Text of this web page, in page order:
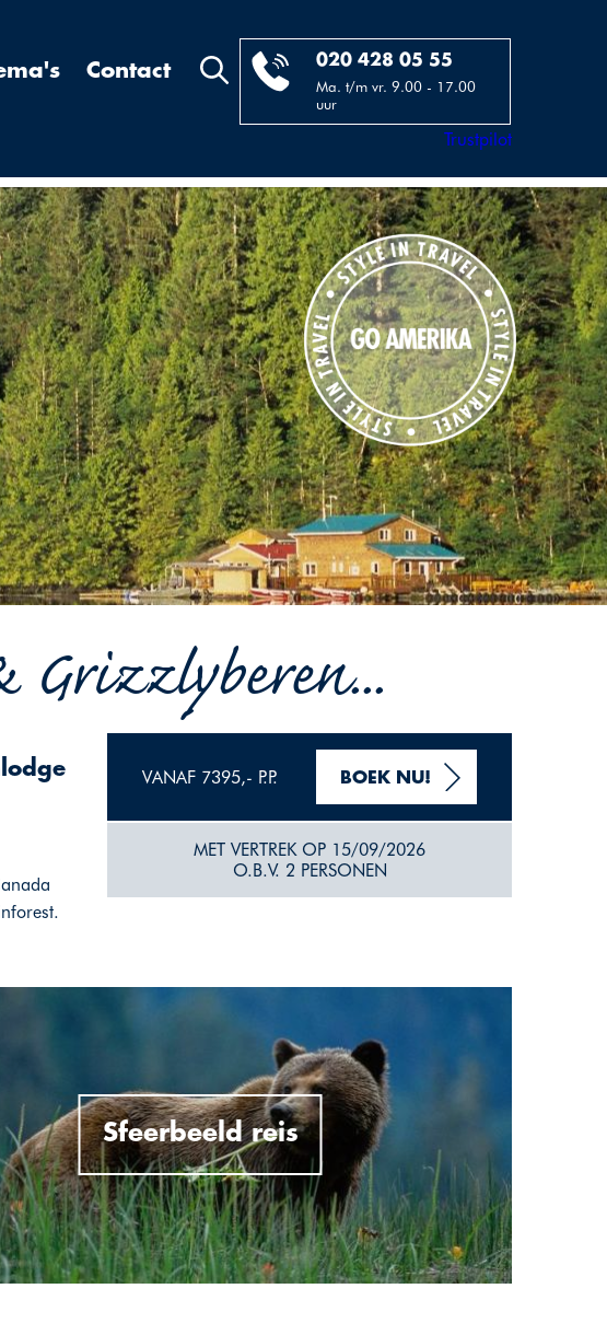
020 428 05 55
Ma. t/m vr. 9.00 - 17.00
uur
Contact
Trustpilot
Grizzlyberen...
VANAF 7395,- P.P. BOEK NU!
MET VERTREK OP 15/09/2026
O.B.V. 2 PERSONEN
Sfeerbeeld reis